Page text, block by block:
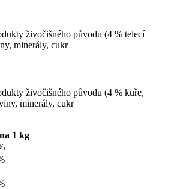
živočišného původu (4 % telecí
minerály, cukr
živočišného původu (4 % kuře,
minerály, cukr
1 kg